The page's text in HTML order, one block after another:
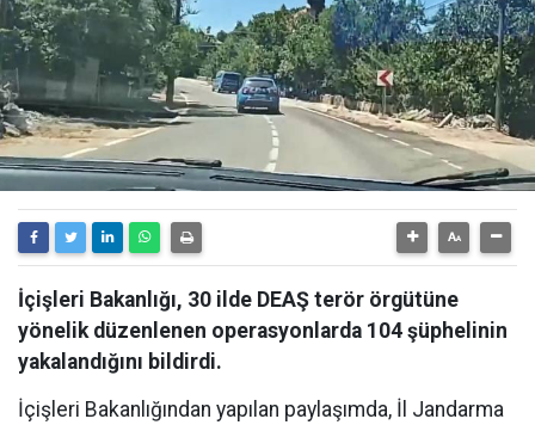
İçişleri Bakanlığı, 30 ilde DEAŞ terör örgütüne
yönelik düzenlenen operasyonlarda 104 şüphelinin
yakalandığını bildirdi.
İçişleri Bakanlığından yapılan paylaşımda, İl Jandarma